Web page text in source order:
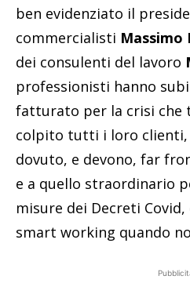
ben evidenziato il
commercialisti Massimo
dei consulenti del lavoro
professionisti hanno
fatturato per la crisi che
colpito tutti i loro clienti,
dovuto, e devono, far
e a quello straordinario
misure dei Decreti
smart working quando